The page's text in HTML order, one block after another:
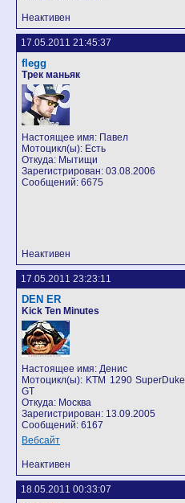
Неактивен
17.05.2011 21:45:37
flegg
Трек маньяк
Настоящее имя: Павел
Мотоцикл(ы): Есть
Откуда: Мытищи
Зарегистрирован: 03.08.2006
Сообщений: 6675
Неактивен
17.05.2011 23:23:11
DEN ER
Kick Ten Minutes
Настоящее имя: Денис
Мотоцикл(ы): KTM 1290 SuperDuke
GT
Откуда: Москва
Зарегистрирован: 13.09.2005
Сообщений: 6167
Вебсайт
Неактивен
18.05.2011 00:33:07